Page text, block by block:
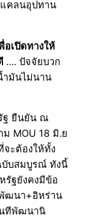
แคลนอุปทาน
อเปิดทางให้
…. ปัจจัยบวก
ำมันไม่นาน
ฐ ยืนยัน ณ
MOU 18 มิ.ย
ะต้องให้ทั้ง
บับสมบูรณ์ ทังนี้
รัฐยังคงมีข้อ
พัฒนา+อิหร่าน
นทีพัฒนานิ